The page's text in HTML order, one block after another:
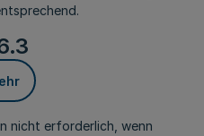
nicht erforderlich, wenn